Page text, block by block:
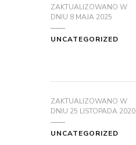
ZAKTUALIZOWANO W
DNIU 8 MAJA 2025
UNCATEGORIZED
ZAKTUALIZOWANO W
DNIU 25 LISTOPADA 2020
UNCATEGORIZED